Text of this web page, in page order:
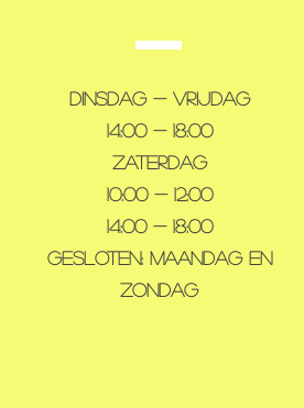
Dinsdag - Vrijdag
14:00 - 18:00
Zaterdag
10:00 - 12:00
14:00 - 18:00
Gesloten: maandag en
zondag